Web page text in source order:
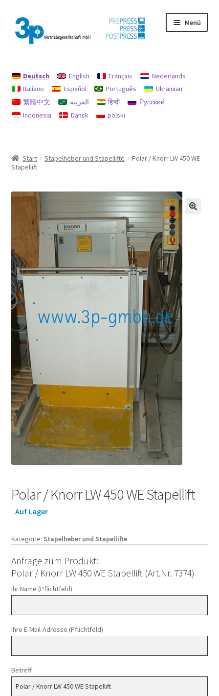
Zur
Navigation
springen
Zum
Inhalt
springen
Menü
Datenschutz
Gebrauchtmaschinen
Deutsch English Français
Nederlands
Italiano
Español Português
Ukrainian
繁體中文
العربية हिन्दी
Русский
Indonesia
Dansk polski
Start Stapelheber und Stapellifte
Polar / Knorr LW 450 WE
Stapellift
Polar / Knorr LW 450 WE Stapellift
Auf Lager
Kategorie: Stapelheber und Stapellifte
Anfrage zum Produkt:
Polar / Knorr LW 450 WE Stapellift (Art.Nr. 7374)
Ihr Name (Pflichtfeld)
Ihre E-Mail-Adresse (Pflichtfeld)
Betreff